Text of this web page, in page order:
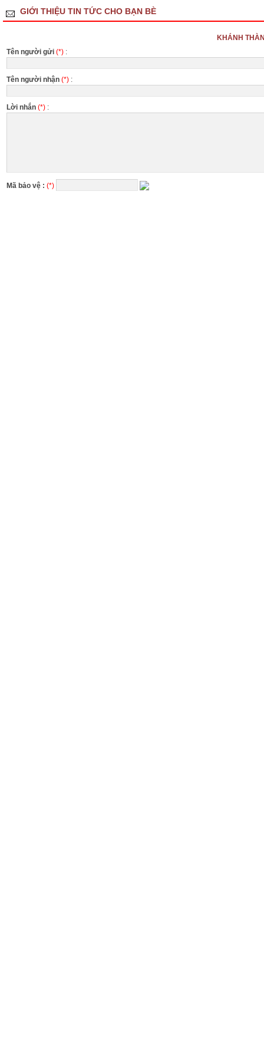
GIỚI THIỆU TIN TỨC CHO BẠN BÈ
KHÁNH
Tên người gửi (*) :
Tên người nhận (*) :
Lời nhắn (*) :
Mã bảo vệ : (*)